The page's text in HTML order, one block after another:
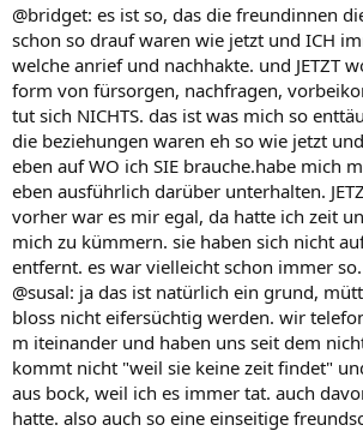
@bridget: es ist so, das die freundinnen
schon so drauf waren wie jetzt und ICH
welche anrief und nachhakte. und JETZT
form von fürsorgen, nachfragen,
tut sich NICHTS. das ist was mich so
die beziehungen waren eh so wie jetzt
eben auf WO ich SIE brauche.habe mich
eben ausführlich darüber unterhalten.
vorher war es mir egal, da hatte ich zeit
mich zu kümmern. sie haben sich nicht
entfernt. es war vielleicht schon immer
@susal: ja das ist natürlich ein grund,
bloss nicht eifersüchtig werden. wir
m iteinander und haben uns seit dem
kommt nicht "weil sie keine zeit findet"
aus bock, weil ich es immer tat. auch
hatte. also auch so eine einseitige